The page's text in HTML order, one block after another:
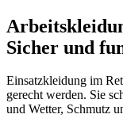
Sicher und
Einsatzkleidung im
gerecht werden. Sie
und Wetter, Schmutz